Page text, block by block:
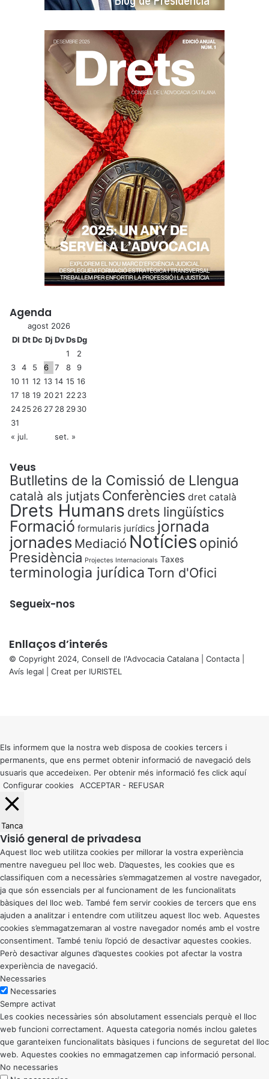
Agenda
agost 2026
Dl DtDc Dj DvDsDg
1
2
3
4 5 6 7 8
9
10 11 12 13 14 15 16
17 18 19 2021 22 23
2425 26 27 28 2930
31
« jul.
set. »
Veus
Butlletins de la Comissió de Llengua
català als jutjats Conferències dret català
Drets Humans drets lingüístics
Formació formularis jurídics jornada
jornades Mediació Notícies opinió
Presidència Projectes Internacionals Taxes
terminologia jurídica Torn d'Ofici
Segueix-nos
Enllaços d’interés
© Copyright 2024, Consell de l'Advocacia Catalana | Contacta
Avís legal | Creat per IURISTEL
button
Els informem que la nostra web disposa de cookies tercers i
permanents, que ens permet obtenir informació de navegació dels
usuaris que accedeixen. Per obtenir més informació fes click aquí
Configurar cookies
ACCEPTAR - REFUSAR
Tanca
Visió general de privadesa
Aquest lloc web utilitza cookies per millorar la vostra experiència
mentre navegueu pel lloc web. D’aquestes, les cookies que es
classifiquen com a necessàries s’emmagatzemen al vostre navegador,
ja que són essencials per al funcionament de les funcionalitats
bàsiques del lloc web. També fem servir cookies de tercers que ens
ajuden a analitzar i entendre com utilitzeu aquest lloc web. Aquestes
cookies s’emmagatzemaran al vostre navegador només amb el vostre
consentiment. També teniu l’opció de desactivar aquestes cookies.
Però desactivar algunes d’aquestes cookies pot afectar la vostra
experiència de navegació.
Necessaries
Necessaries
Sempre activat
Les cookies necessàries són absolutament essencials perquè el lloc
web funcioni correctament. Aquesta categoria només inclou galetes
que garanteixen funcionalitats bàsiques i funcions de seguretat del lloc
web. Aquestes cookies no emmagatzemen cap informació personal.
No necessaries